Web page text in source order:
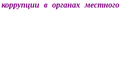
в органах местного